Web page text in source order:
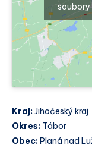
Kraj:Jihočeský kraj
Okres: Tábor
Obec: Planá nad